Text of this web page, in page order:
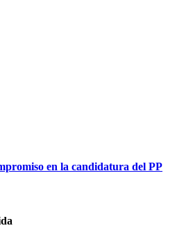
en la candidatura del PP